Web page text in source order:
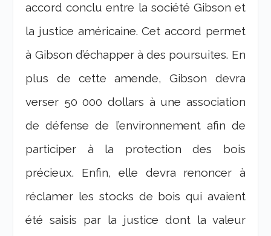
accord conclu entre la société Gibson et
la justice américaine. Cet accord permet
à Gibson d’échapper à des poursuites. En
plus de cette amende, Gibson devra
verser 50 000 dollars à une association
de défense de l’environnement afin de
participer à la protection des bois
précieux. Enfin, elle devra renoncer à
réclamer les stocks de bois qui avaient
été saisis par la justice dont la valeur